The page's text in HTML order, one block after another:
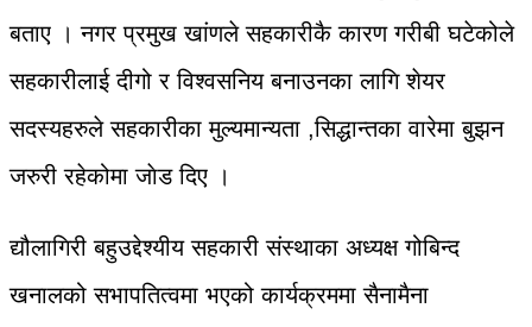
बताए । नगर प्रमुख खांणले सहकारीकै कारण गरीबी घटेकोले
सहकारीलाई दीगो र विश्वसनिय बनाउनका लागि शेयर
सदस्यहरुले सहकारीका मुल्यमान्यता ,सिद्धान्तका वारेमा बुझन
जरुरी रहेकोमा जाेड दिए ।
द्यौलागिरी बहुउद्देश्यीय सहकारी संस्थाका अध्यक्ष गोबिन्द
खनालको सभापतित्वमा भएको कार्यक्रममा सैनामैना